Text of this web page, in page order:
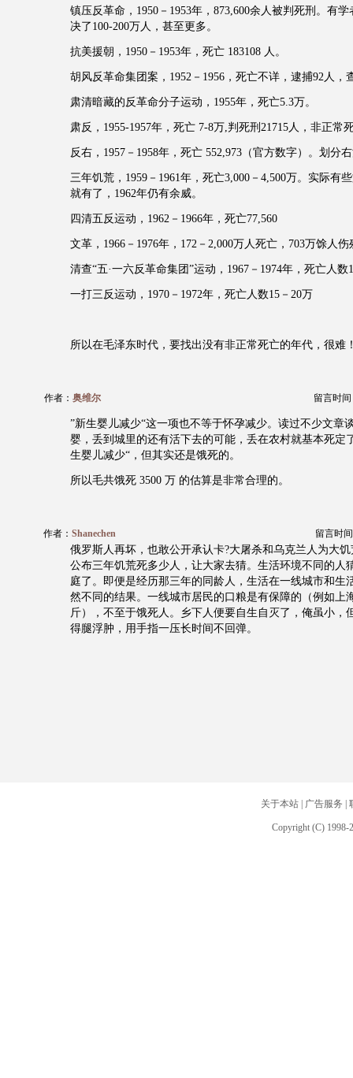
镇压反革命，1950－1953年，873,600余人被判死刑。有
决了100-200万人，甚至更多。
抗美援朝，1950－1953年，死亡 183108 人。
胡风反革命集团案，1952－1956，死亡不详，逮捕92人，
肃清暗藏的反革命分子运动，1955年，死亡5.3万。
肃反，1955-1957年，死亡 7-8万,判死刑21715人，非正常
反右，1957－1958年，死亡 552,973（官方数字）。划分
三年饥荒，1959－1961年，死亡3,000－4,500万。实际有
就有了，1962年仍有余威。
四清五反运动，1962－1966年，死亡77,560
文革，1966－1976年，172－2,000万人死亡，703万馀人伤
清查“五·一六反革命集团”运动，1967－1974年，死亡人数
一打三反运动，1970－1972年，死亡人数15－20万
所以在毛泽东时代，要找出没有非正常死亡的年代，很难
作者： 奥维尔 留言时间
”新生婴儿减少“这一项也不等于怀孕减少。读过不少文章
婴，丢到城里的还有活下去的可能，丢在农村就基本死定
生婴儿减少“，但其实还是饿死的。
所以毛共饿死 3500 万 的估算是非常合理的。
作者： Shanechen 留言时
俄罗斯人再坏，也敢公开承认卡?大屠杀和乌克兰人为大
公布三年饥荒死多少人，让大家去猜。生活环境不同的人
庭了。即便是经历那三年的同龄人，生活在一线城市和生
然不同的结果。一线城市居民的口粮是有保障的（例如上
斤），不至于饿死人。乡下人便要自生自灭了，俺虽小，
得腿浮肿，用手指一压长时间不回弹。
关于本站| 广告服务
Copyright (C) 1998-